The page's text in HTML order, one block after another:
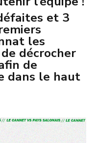
et 3
les
décrocher
de
dans le haut